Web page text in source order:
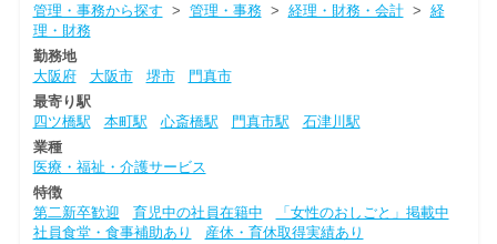
管理・事務から探す > 管理・事務> 経理・財務・会計> 経
理・財務
勤務地
大阪府
大阪市 堺市
門真市
最寄り駅
四ツ橋駅
本町駅 心斎橋駅 門真市駅
石津川駅
業種
医療・福祉・介護サービス
特徴
第二新卒歓迎
育児中の社員在籍中
「女性のおしごと」掲載中
社員食堂・食事補助あり
産休・育休取得実績あり